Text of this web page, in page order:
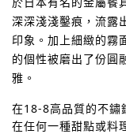
深深淺淺鑿痕，流露
印象。加上細緻的霧
的個性被磨出了份圓
雅。
在18-8高品質的不鏽
在任何一種甜點或料